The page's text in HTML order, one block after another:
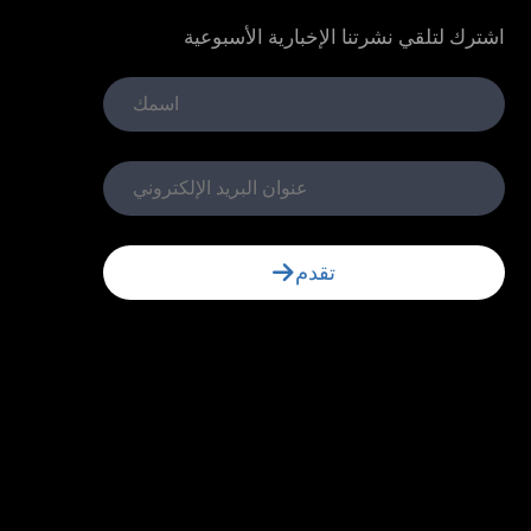
اشترك لتلقي نشرتنا الإخبارية الأسبوعية
تقدم